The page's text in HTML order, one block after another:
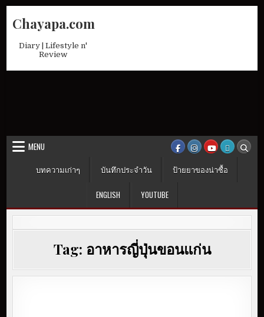
Chayapa.com
Diary | Lifestyle n'
Review
MENU
บทความเก่าๆ
บันทึกประจำวัน ป้ายยาของน่าซื้อ
ENGLISH YOUTUBE
Tag: อาหารญี่ปุ่นขอนแก่น